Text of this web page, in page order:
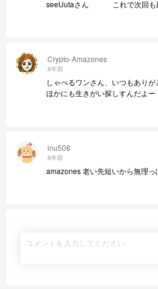
inu508
8年前
amazones 老い先短いから無理っ
Crypto-Amazones
8年前
しゃべるワンさん、いつもありが
ほかにも生きがい探しすんだよー
seeUutaさん これで次回も